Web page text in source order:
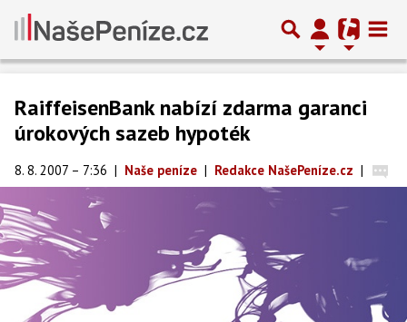
RaiffeisenBank nabízí zdarma garanci
úrokových sazeb hypoték
8. 8. 2007 – 7:36 | Naše peníze | Redakce NašePeníze.cz |